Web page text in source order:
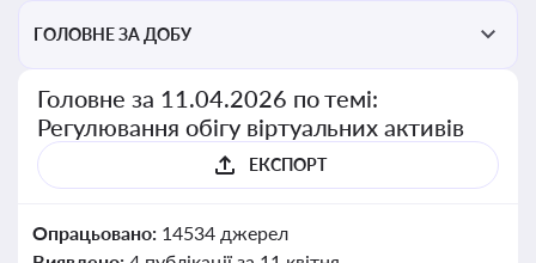
ГОЛОВНЕ ЗА ДОБУ
Головне за 11.04.2026 по темі:
Регулювання обігу віртуальних активів
ЕКСПОРТ
Опрацьовано: 14534 джерел